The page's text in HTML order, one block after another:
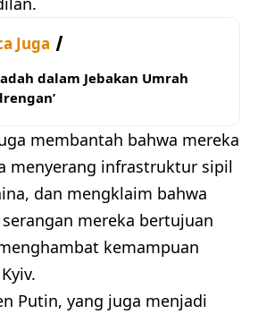
Juga
dalam Jebakan Umrah
membantah bahwa mereka
menyerang infrastruktur sipil
dan mengklaim bahwa
mereka bertujuan
kemampuan
Putin, yang juga menjadi